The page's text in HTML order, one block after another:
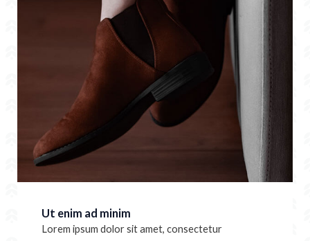
Ut enim ad minim
Lorem ipsum dolor sit amet, consectetur